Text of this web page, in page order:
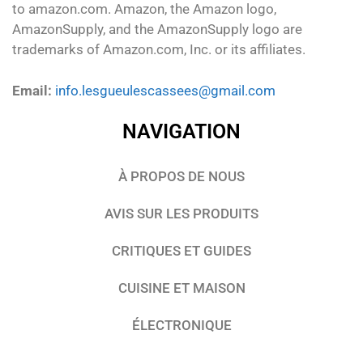
to amazon.com. Amazon, the Amazon logo,
AmazonSupply, and the AmazonSupply logo are
trademarks of Amazon.com, Inc. or its affiliates.
Email: info.lesgueulescassees@gmail.com
NAVIGATION
À PROPOS DE NOUS
AVIS SUR LES PRODUITS
CRITIQUES ET GUIDES
CUISINE ET MAISON
ÉLECTRONIQUE